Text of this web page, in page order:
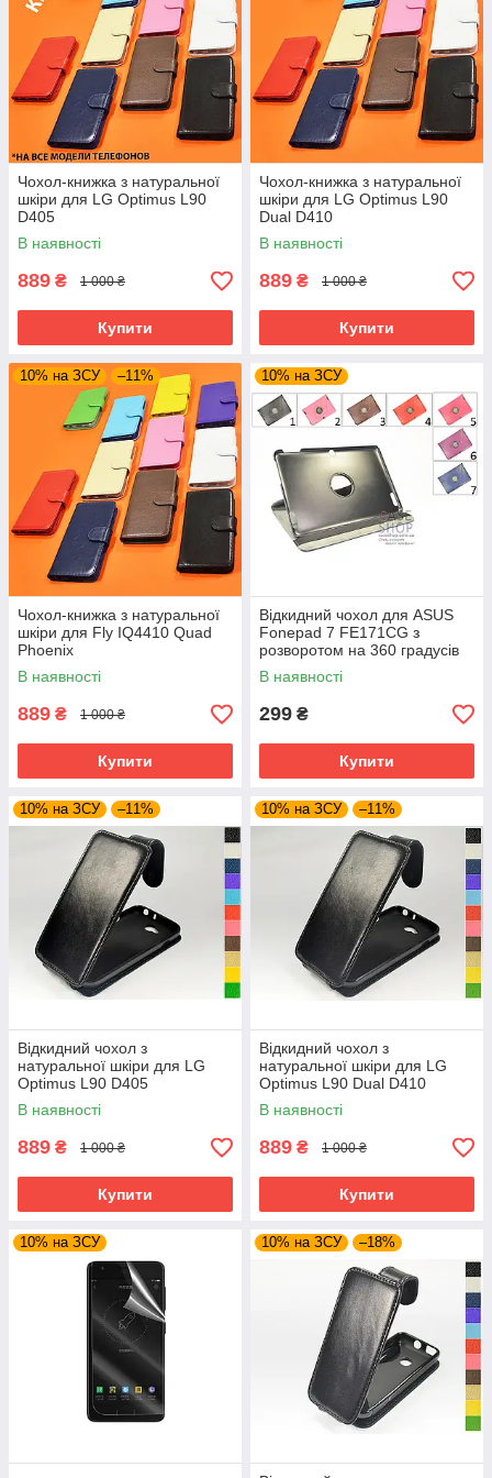
Чохол-книжка з натуральної
шкіри для LG Optimus L90
D405
В наявності
889 ₴ 1 000 ₴
Купити
Чохол-книжка з натуральної
шкіри для LG Optimus L90
Dual D410
В наявності
889 ₴ 1 000 ₴
Купити
10% на ЗСУ –11%
Чохол-книжка з натуральної
шкіри для Fly IQ4410 Quad
Phoenix
В наявності
889 ₴ 1 000 ₴
Купити
10% на ЗСУ
Відкидний чохол для ASUS
Fonepad 7 FE171CG з
розворотом на 360 градусів
В наявності
299 ₴
Купити
10% на ЗСУ –11%
Відкидний чохол з
натуральної шкіри для LG
Optimus L90 D405
В наявності
889 ₴ 1 000 ₴
Купити
10% на ЗСУ –11%
Відкидний чохол з
натуральної шкіри для LG
Optimus L90 Dual D410
В наявності
889 ₴ 1 000 ₴
Купити
10% на ЗСУ 10% на ЗСУ –18%